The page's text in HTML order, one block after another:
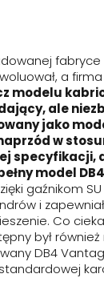
a
modelu
ale
jako
w
specyfikacji,
model
gaźnikom
i
Co
był
DB4